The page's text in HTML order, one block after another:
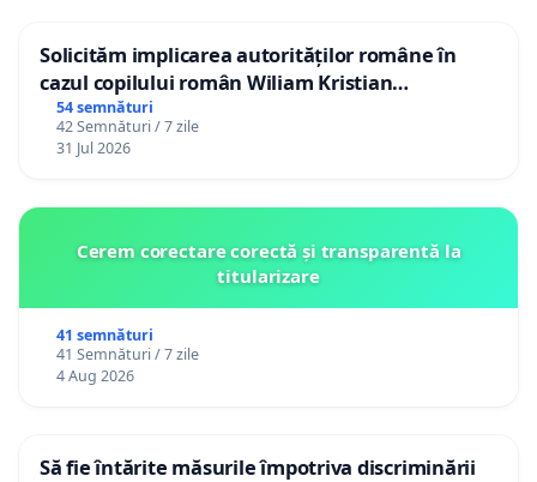
Solicităm implicarea autorităților române în
cazul copilului român Wiliam Kristian
Gheorghe, aflat în plasament în Danemarca de
12 ani
54 semnături
42 Semnături / 7 zile
31 Jul 2026
Cerem corectare corectă și transparentă la
titularizare
41 semnături
41 Semnături / 7 zile
4 Aug 2026
Să fie întărite măsurile împotriva discriminării